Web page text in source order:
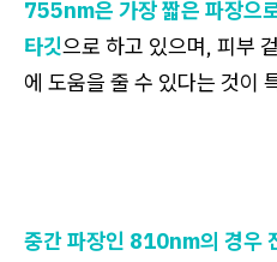
755nm은 가장 짧은 파장으
타깃으로 하고 있으며, 피부
에 도움을 줄 수 있다는 것이
중간 파장인 810nm의 경우